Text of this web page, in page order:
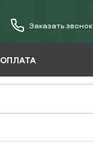
Заказать звонок
ОПЛАТА